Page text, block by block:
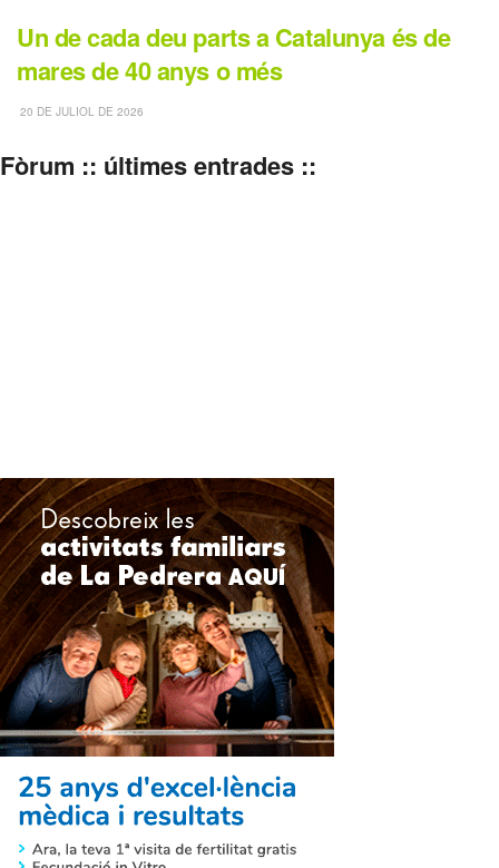
Un de cada deu parts a Catalunya és de
mares de 40 anys o més
20 DE JULIOL DE 2026
Fòrum :: últimes entrades ::